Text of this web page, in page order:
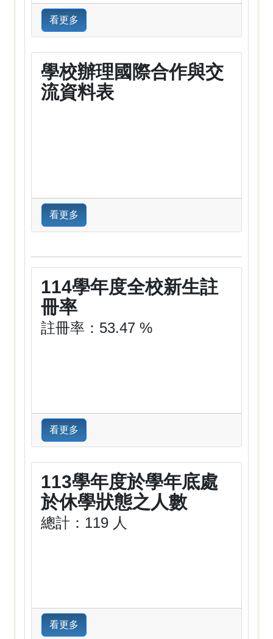
看更多
學校辦理國際合作與交
流資料表
看更多
114學年度全校新生註
冊率
註冊率：53.47 %
看更多
113學年度於學年底處
於休學狀態之人數
總計：119 人
看更多